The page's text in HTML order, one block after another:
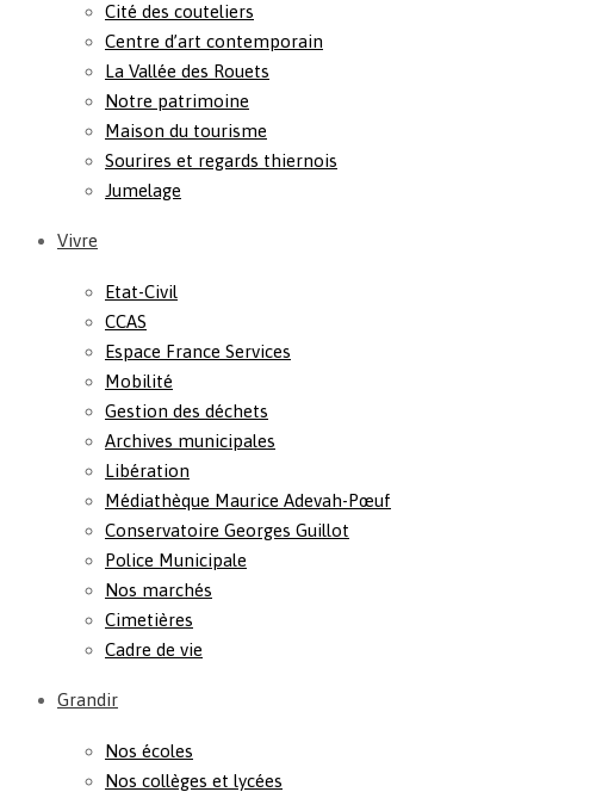
Cité des couteliers
Centre d’art contemporain
La Vallée des Rouets
Notre patrimoine
Maison du tourisme
Sourires et regards thiernois
Jumelage
Vivre
Etat-Civil
CCAS
Espace France Services
Mobilité
Gestion des déchets
Archives municipales
Libération
Médiathèque Maurice Adevah-Pœuf
Conservatoire Georges Guillot
Police Municipale
Nos marchés
Cimetières
Cadre de vie
Grandir
Nos écoles
Nos collèges et lycées